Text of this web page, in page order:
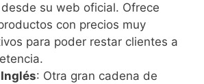
su web oficial. Ofrece
con precios muy
para poder restar clientes a
: Otra gran cadena de